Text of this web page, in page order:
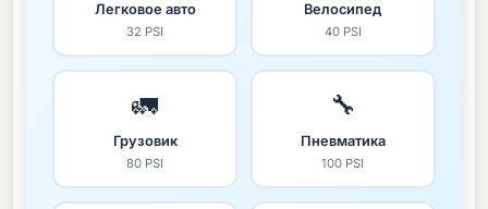
Легковое авто
32 PSI
Велосипед
40 PSI
🚛
Грузовик
80 PSI
🔧
Пневматика
100 PSI